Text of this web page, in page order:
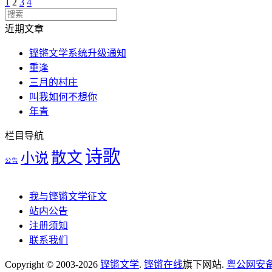
近期文章
铿锵文学系统升级通知
重逢
三月的村庄
叫我如何不想你
年青
栏目导航
公告 小说 散文 诗歌
我与铿锵文学征文
站内公告
注册须知
联系我们
Copyright © 2003-2026 铿锵文学. 铿锵在线旗下网站. 粤公网安